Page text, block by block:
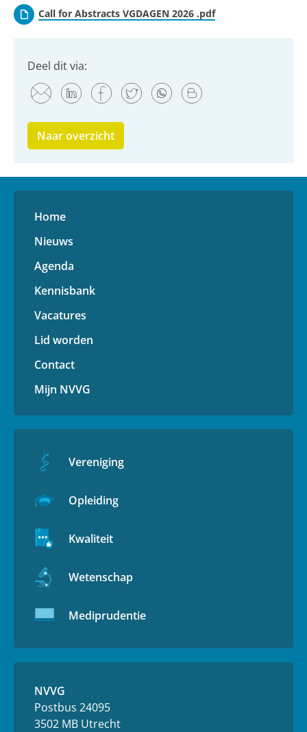
Call for Abstracts VGDAGEN 2026 .pdf
Deel dit via:
Naar overzicht
Home
Nieuws
Agenda
Kennisbank
Vacatures
Lid worden
Contact
Mijn NVVG
Vereniging
Opleiding
Kwaliteit
Wetenschap
Mediprudentie
NVVG
Postbus 24095
3502 MB Utrecht